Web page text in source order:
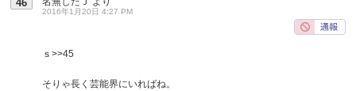
46
2016年1月20日 4:27 PM
ｓ >>45
そりゃ長く芸能界にいればね。